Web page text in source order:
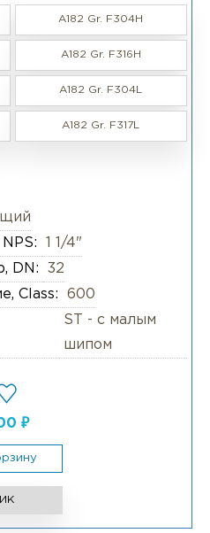
A182 Gr. F304H
A182 Gr. F316H
A182 Gr. F304L
A182 Gr. F317L
1 1/4"
DN:
32
Class:
600
ST - с малым
шипом
₽